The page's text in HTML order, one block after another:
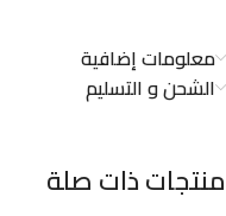
معلومات إضافية
الشحن و التسليم
منتجات ذات صلة